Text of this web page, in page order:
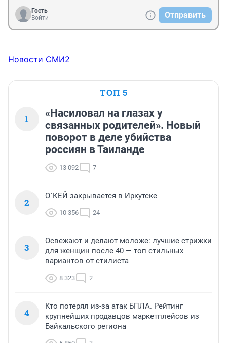
Гость
Войти
Отправить
Новости СМИ2
ТОП 5
1
«Насиловал на глазах у
связанных родителей». Новый
поворот в деле убийства
россиян в Таиланде
13 092 7
2
О`КЕЙ закрывается в Иркутске
10 356 24
3
Освежают и делают моложе: лучшие стрижки
для женщин после 40 — топ стильных
вариантов от стилиста
8 323 2
4
Кто потерял из-за атак БПЛА. Рейтинг
крупнейших продавцов маркетплейсов из
Байкальского региона